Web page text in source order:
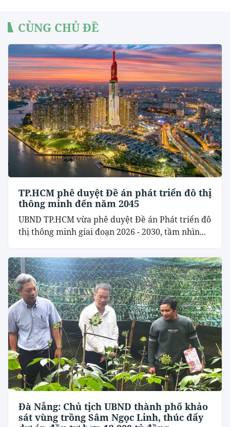
CÙNG CHỦ ĐỀ
TP.HCM phê duyệt Đề án phát triển đô thị
thông minh đến năm 2045
UBND TP.HCM vừa phê duyệt Đề án Phát triển đô
thị thông minh giai đoạn 2026 - 2030, tầm nhìn...
Đà Nẵng: Chủ tịch UBND thành phố khảo
sát vùng trồng Sâm Ngọc Linh, thúc đẩy